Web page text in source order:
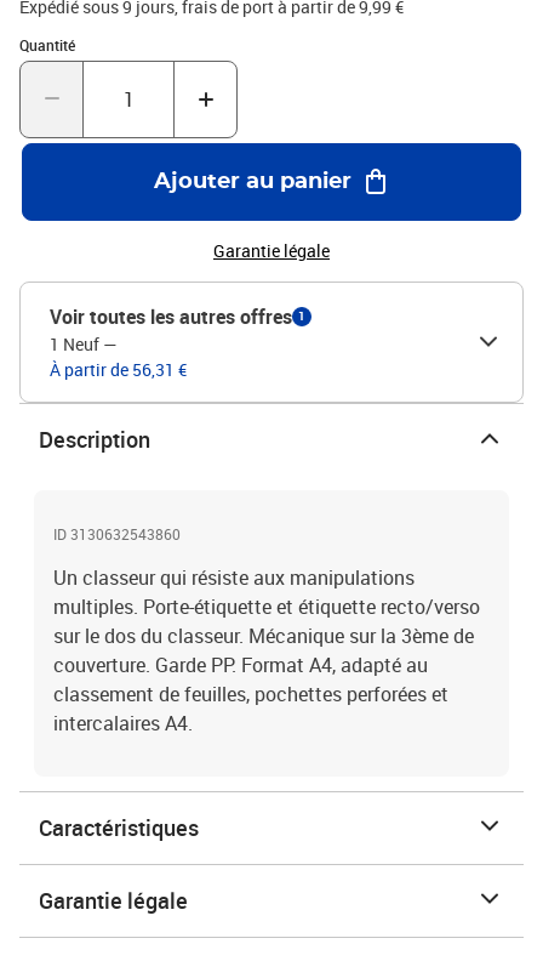
Expédié sous 9 jours, frais de port à partir de 9,99 €
Quantité
Quantité : 1
Ajouter au panier
Garantie légale
Voir toutes les autres offres 1
1 Neuf —
À partir de 56,31 €
Description
ID 3130632543860
Un classeur qui résiste aux manipulations
multiples. Porte-étiquette et étiquette recto/verso
sur le dos du classeur. Mécanique sur la 3ème de
couverture. Garde PP. Format A4, adapté au
classement de feuilles, pochettes perforées et
intercalaires A4.
Caractéristiques
Garantie légale